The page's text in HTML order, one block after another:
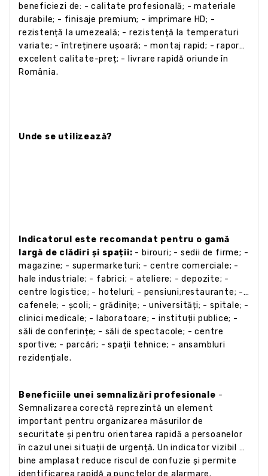
beneficiezi de: - calitate profesională; - materiale
durabile; - finisaje premium; - imprimare HD; -
rezistență la umezeală; - rezistență la temperaturi
variate; - întreținere ușoară; - montaj rapid; - raport
excelent calitate-preț; - livrare rapidă oriunde în
România.
Unde se utilizează?
Indicatorul este recomandat pentru o gamă
largă de clădiri și spații: - birouri; - sedii de firme; -
magazine; - supermarketuri; - centre comerciale; -
hale industriale; - fabrici; - ateliere; - depozite; -
centre logistice; - hoteluri; - pensiuni;restaurante; -
cafenele; - școli; - grădinițe; - universități; - spitale; -
clinici medicale; - laboratoare; - instituții publice; -
săli de conferințe; - săli de spectacole; - centre
sportive; - parcări; - spații tehnice; - ansambluri
rezidențiale.
Beneficiile unei semnalizări profesionale -
Semnalizarea corectă reprezintă un element
important pentru organizarea măsurilor de
securitate și pentru orientarea rapidă a persoanelor
în cazul unei situații de urgență. Un indicator vizibil și
bine amplasat reduce riscul de confuzie și permite
identificarea rapidă a punctelor de alarmare.